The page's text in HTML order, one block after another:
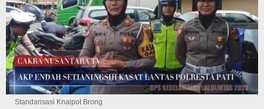
Standarisasi Knalpot Brong